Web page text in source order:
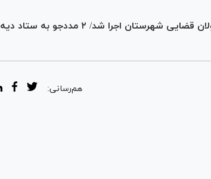
طرح پایش زندانیان دلفان با حضور مسئولان قضایی شهرستان اجرا شد/ ۲ مددجو به ستاد دیه
هم‌رسانی: